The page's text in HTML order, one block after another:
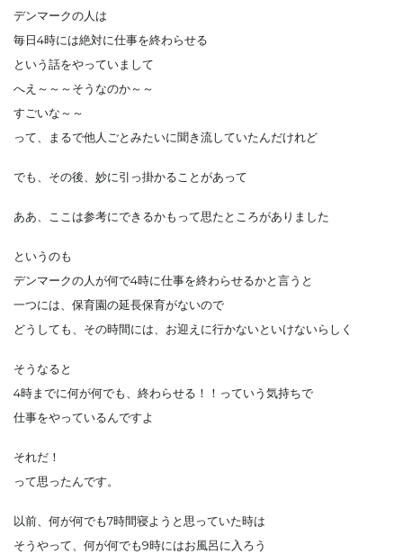
デンマークの人は
毎日4時には絶対に仕事を終わらせる
という話をやっていまして
へえ～～～そうなのか～～
すごいな～～
って、まるで他人ごとみたいに聞き流していたんだけれど
でも、その後、妙に引っ掛かることがあって
ああ、ここは参考にできるかもって思たところがありました
というのも
デンマークの人が何で4時に仕事を終わらせるかと言うと
一つには、保育園の延長保育がないので
どうしても、その時間には、お迎えに行かないといけないらしく
そうなると
4時までに何が何でも、終わらせる！！っていう気持ちで
仕事をやっているんですよ
それだ！
って思ったんです。
以前、何が何でも7時間寝ようと思っていた時は
そうやって、何が何でも9時にはお風呂に入ろう